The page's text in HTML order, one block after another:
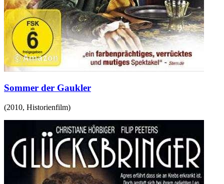
Sommer der Gaukler
(2010, Historienfilm)